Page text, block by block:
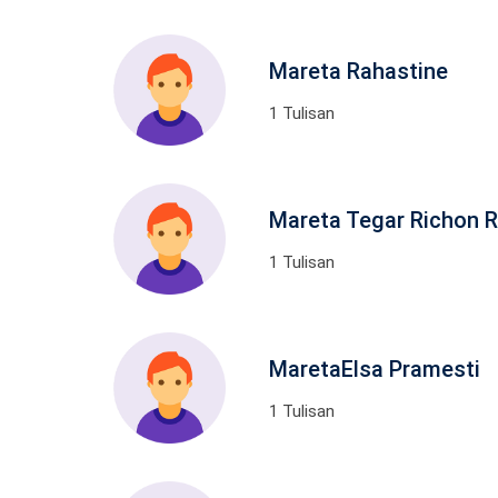
Mareta Rahastine
1 Tulisan
Mareta Tegar Richon
1 Tulisan
MaretaElsa Pramesti
1 Tulisan